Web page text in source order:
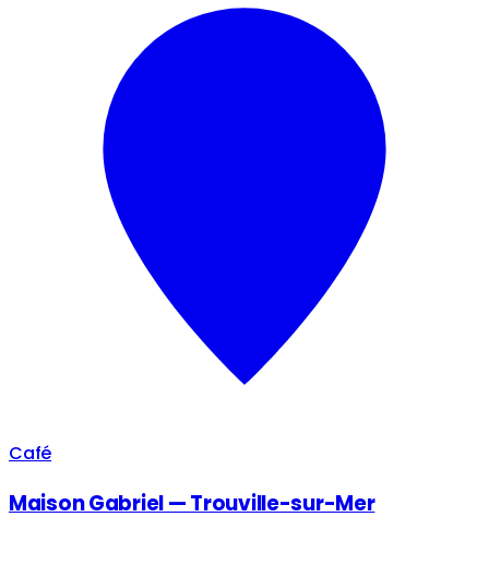
Café
Maison Gabriel — Trouville-sur-Mer